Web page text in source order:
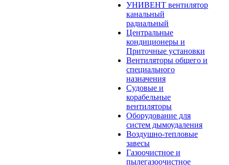
УНИВЕНТ вентилятор
канальный
радиальный
Центральные
кондиционеры и
Приточные установки
Вентиляторы общего и
специального
назначения
Судовые и
корабельные
вентиляторы
Оборудование для
систем дымоудаления
Воздушно-тепловые
завесы
Газоочистное и
пылегазоочистное